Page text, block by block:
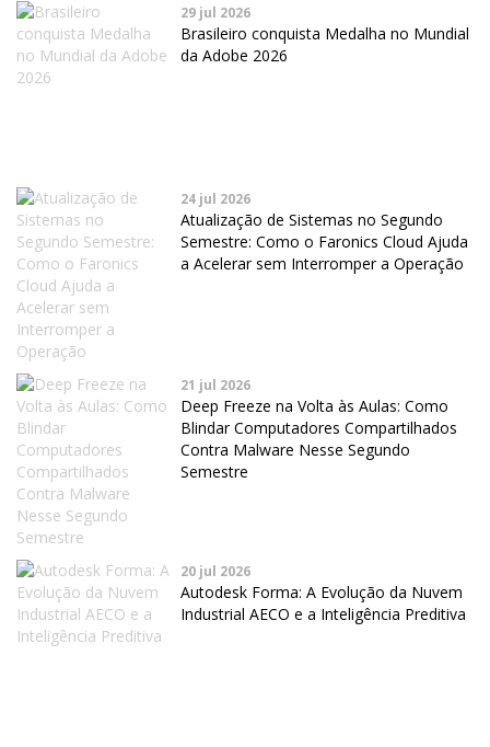
29 jul 2026
Brasileiro conquista Medalha no Mundial
da Adobe 2026
24 jul 2026
Atualização de Sistemas no Segundo
Semestre: Como o Faronics Cloud Ajuda
a Acelerar sem Interromper a Operação
21 jul 2026
Deep Freeze na Volta às Aulas: Como
Blindar Computadores Compartilhados
Contra Malware Nesse Segundo
Semestre
20 jul 2026
Autodesk Forma: A Evolução da Nuvem
Industrial AECO e a Inteligência Preditiva